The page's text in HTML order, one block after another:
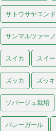
サトウサヤエン
サンマルツァーノ
スイカ スイ
ズッカ ズッ
ソバージュ栽培
バレーガール